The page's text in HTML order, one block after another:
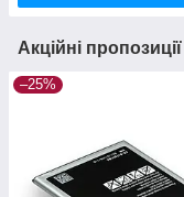
Акційні
–25%